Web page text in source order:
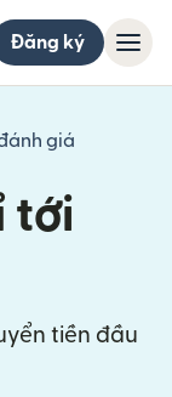
Đăng ký
giá
tới
tiền đầu